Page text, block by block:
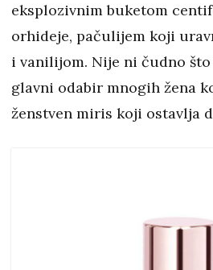
eksplozivnim buketom
orhideje, pačulijem koji
i vanilijom. Nije ni čudno
glavni odabir mnogih žena
ženstven miris koji ostavlja